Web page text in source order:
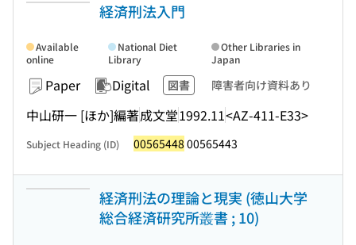
経済刑法入門
Paper Digital 図書 障害者向け資料あり
中山研一 [ほか]編著成文堂1992.11<AZ-411-E33>
Available
online
National Diet
Library
Other Libraries in
Japan
Subject Heading (ID) 00565448 00565443
経済刑法の理論と現実 (徳山大学
総合経済研究所叢書 ; 10)